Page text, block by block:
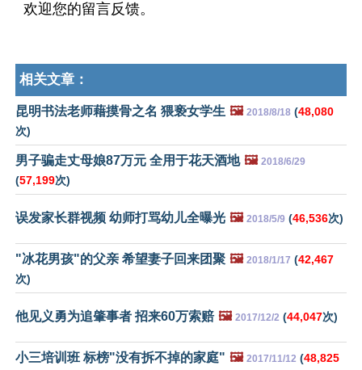
欢迎您的留言反馈。
相关文章：
昆明书法老师藉摸骨之名 猥亵女学生 🖼️ 2018/8/18 (48,080
次)
男子骗走丈母娘87万元 全用于花天酒地 🖼️ 2018/6/29
(57,199次)
误发家长群视频 幼师打骂幼儿全曝光 🖼️ 2018/5/9 (46,536次)
"冰花男孩"的父亲 希望妻子回来团聚 🖼️ 2018/1/17 (42,467
次)
他见义勇为追肇事者 招来60万索赔 🖼️ 2017/12/2 (44,047次)
小三培训班 标榜"没有拆不掉的家庭" 🖼️ 2017/11/12 (48,825